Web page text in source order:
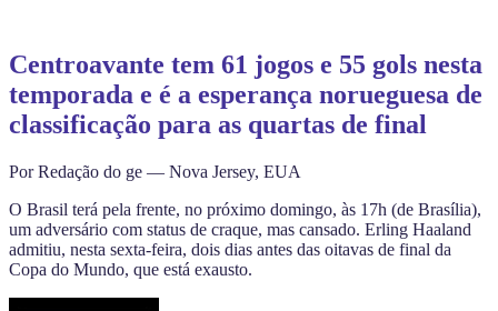
Centroavante tem 61 jogos e 55 gols nesta
temporada e é a esperança norueguesa de
classificação para as quartas de final
Por Redação do ge — Nova Jersey, EUA
O Brasil terá pela frente, no próximo domingo, às 17h (de Brasília),
um adversário com status de craque, mas cansado. Erling Haaland
admitiu, nesta sexta-feira, dois dias antes das oitavas de final da
Copa do Mundo, que está exausto.